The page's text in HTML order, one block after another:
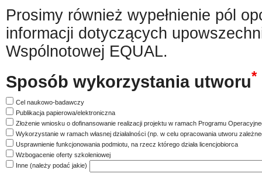
Prosimy również wypełnienie pól
informacji dotyczących
Wspólnotowej EQUAL.
Sposób wykorzystania utworu*
Cel naukowo-badawczy
Publikacja papierowa/elektroniczna
Złożenie wniosku o dofinansowanie realizacji projektu w ramach Programu
Wykorzystanie w ramach własnej działalności (np. w celu opracowania utworu
Usprawnienie funkcjonowania podmiotu, na rzecz którego działa licencjobiorca
Wzbogacenie oferty szkoleniowej
Inne (należy podać jakie)